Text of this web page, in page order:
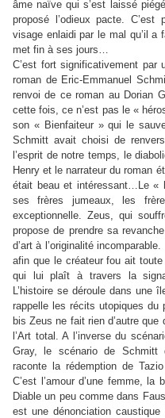
âme naïve qui s’est laissé
proposé l’odieux pacte. C’est
visage enlaidi par le mal qu’il a
met fin à ses jours…
C’est fort significativement par
roman de Eric-Emmanuel
renvoi de ce roman au Dorian
cette fois, ce n’est pas le «
son « Bienfaiteur » qui le
Schmitt avait choisi de
l’esprit de notre temps, le
Henry et le narrateur du roman
était beau et intéressant…Le «
ses frères jumeaux, les
exceptionnelle. Zeus, qui
propose de prendre sa
d’art à l’originalité
afin que le créateur fou ait
qui lui plaît à travers la
L’histoire se déroule dans une
rappelle les récits utopiques du
bis Zeus ne fait rien d’autre
l’Art total. A l’inverse du
Gray, le scénario de Schmitt
raconte la rédemption de
C’est l’amour d’une femme,
Diable un peu comme dans
est une dénonciation